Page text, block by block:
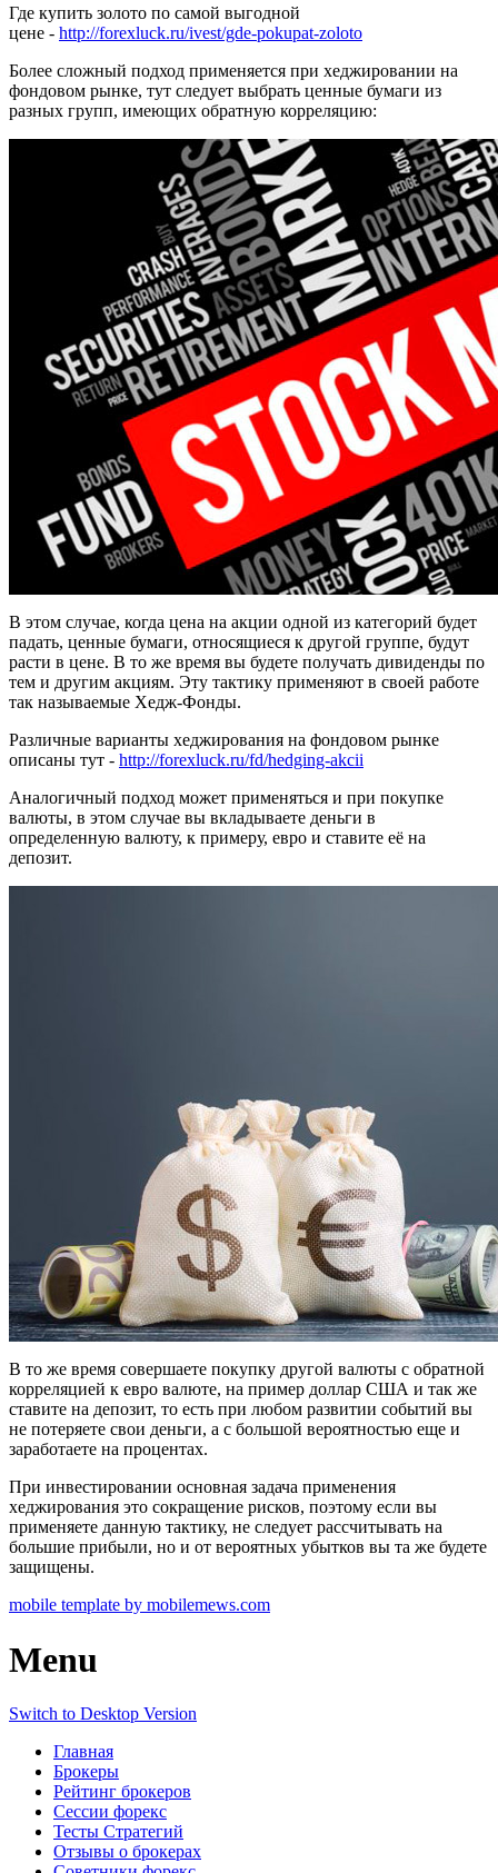
Где купить золото по самой выгодной
цене - http://forexluck.ru/ivest/gde-pokupat-zoloto
Более сложный подход применяется при хеджировании на
фондовом рынке, тут следует выбрать ценные бумаги из
разных групп, имеющих обратную корреляцию:
В этом случае, когда цена на акции одной из категорий будет
падать, ценные бумаги, относящиеся к другой группе, будут
расти в цене. В то же время вы будете получать дивиденды по
тем и другим акциям. Эту тактику применяют в своей работе
так называемые Хедж-Фонды.
Различные варианты хеджирования на фондовом рынке
описаны тут - http://forexluck.ru/fd/hedging-akcii
Аналогичный подход может применяться и при покупке
валюты, в этом случае вы вкладываете деньги в
определенную валюту, к примеру, евро и ставите её на
депозит.
В то же время совершаете покупку другой валюты с обратной
корреляцией к евро валюте, на пример доллар США и так же
ставите на депозит, то есть при любом развитии событий вы
не потеряете свои деньги, а с большой вероятностью еще и
заработаете на процентах.
При инвестировании основная задача применения
хеджирования это сокращение рисков, поэтому если вы
применяете данную тактику, не следует рассчитывать на
большие прибыли, но и от вероятных убытков вы та же будете
защищены.
mobile template by mobilemews.com
Menu
Switch to Desktop Version
Главная
Брокеры
Рейтинг брокеров
Сессии форекс
Тесты Стратегий
Отзывы о брокерах